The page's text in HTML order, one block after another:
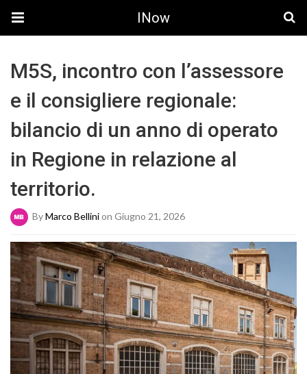
INow
M5S, incontro con l’assessore
e il consigliere regionale:
bilancio di un anno di operato
in Regione in relazione al
territorio.
ByMarco Bellinion Giugno 21, 2026